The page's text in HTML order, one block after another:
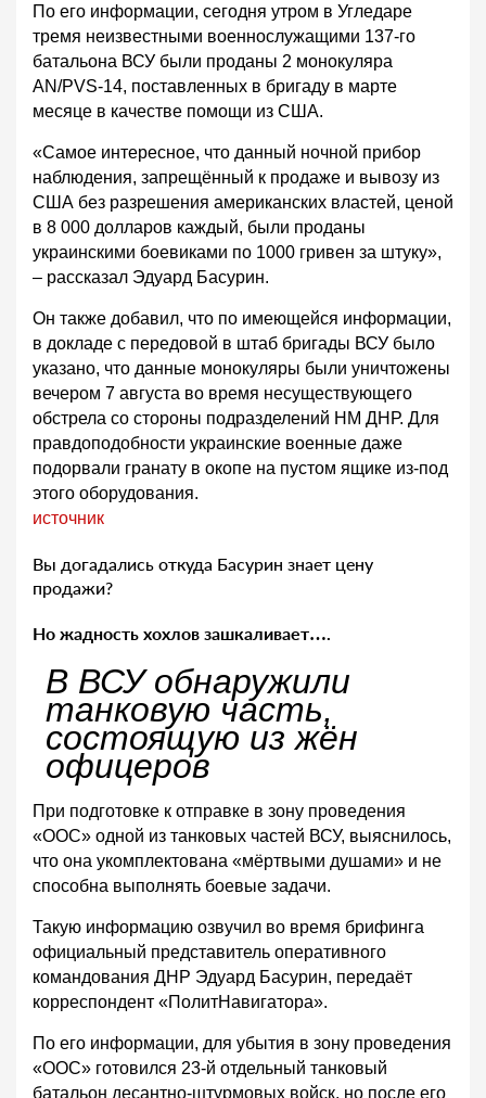
По его информации, сегодня утром в Угледаре
тремя неизвестными военнослужащими 137-го
батальона ВСУ были проданы 2 монокуляра
AN/PVS-14, поставленных в бригаду в марте
месяце в качестве помощи из США.
«Самое интересное, что данный ночной прибор
наблюдения, запрещённый к продаже и вывозу из
США без разрешения американских властей, ценой
в 8 000 долларов каждый, были проданы
украинскими боевиками по 1000 гривен за штуку»,
– рассказал Эдуард Басурин.
Он также добавил, что по имеющейся информации,
в докладе с передовой в штаб бригады ВСУ было
указано, что данные монокуляры были уничтожены
вечером 7 августа во время несуществующего
обстрела со стороны подразделений НМ ДНР. Для
правдоподобности украинские военные даже
подорвали гранату в окопе на пустом ящике из-под
этого оборудования.
источник
Вы догадались откуда Басурин знает цену
продажи?
Но жадность хохлов зашкаливает….
В ВСУ обнаружили
танковую часть,
состоящую из жён
офицеров
При подготовке к отправке в зону проведения
«ООС» одной из танковых частей ВСУ, выяснилось,
что она укомплектована «мёртвыми душами» и не
способна выполнять боевые задачи.
Такую информацию озвучил во время брифинга
официальный представитель оперативного
командования ДНР Эдуард Басурин, передаёт
корреспондент «ПолитНавигатора».
По его информации, для убытия в зону проведения
«ООС» готовился 23-й отдельный танковый
батальон десантно-штурмовых войск, но после его